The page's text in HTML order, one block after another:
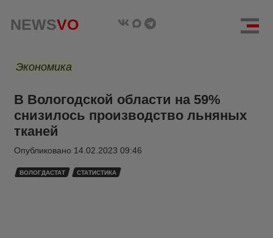
NEWSVO
Экономика
В Вологодской области на 59%
снизилось производство льняных
тканей
Опубликовано 14.02.2023 09:46
ВОЛОГДАСТАТ СТАТИСТИКА